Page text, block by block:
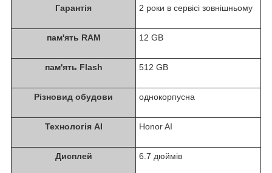
Гарантія 2 роки в сервісі зовнішньому
пам'ять RAM 12 GB
пам'ять Flash 512 GB
Різновид обудови однокорпусна
Технологія AI Honor AI
Дисплей 6.7 дюймів